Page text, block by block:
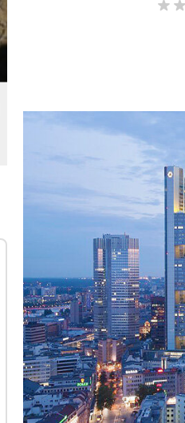
جهانی دوم از
بیرون زد! + فیلم
از اینجا شروع می‌شه، برای
درآمد بیشتر، آماده‌ای؟
فروشنده شو